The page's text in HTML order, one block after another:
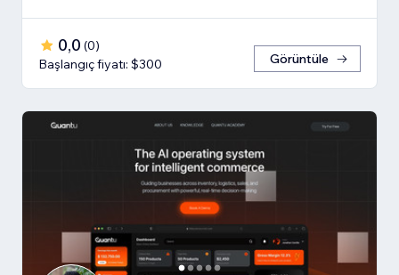
0,0 (0)
Başlangıç fiyatı: $300
Görüntüle